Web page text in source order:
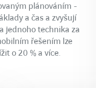
plánováním -
a čas a zvyšují
jednoho technika za
řešením lze
o 20 % a více.